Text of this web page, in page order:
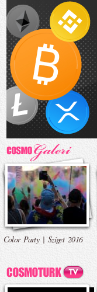
Color Party | Sziget 2016